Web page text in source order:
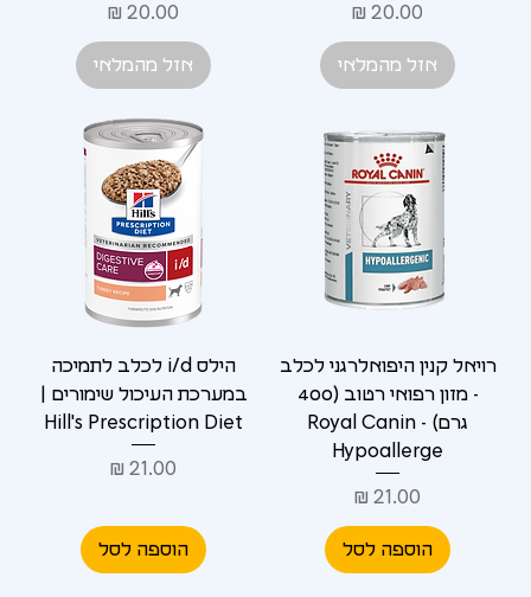
מחיר
אזל מהמלאי
מחיר
אזל מהמלאי
רויאל קנין היפואלרגני לכלב
- מזון רפואי רטוב (400
גרם) - Royal Canin
Hypoallerge
מחיר
הוספה לסל
הילס i/d לכלב לתמיכה
במערכת העיכול שימורים |
Hill's Prescription Diet
מחיר
הוספה לסל